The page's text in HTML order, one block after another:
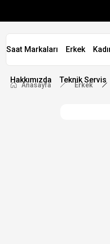
Saat Markaları Erkek
Hakkımızda Teknik Servis
Anasayfa Erkek